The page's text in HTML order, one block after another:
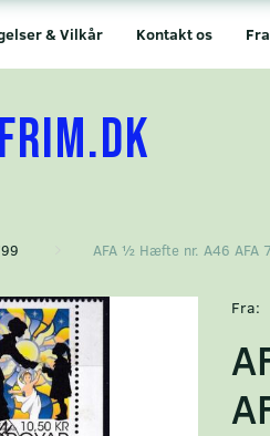
Kontakt os
& Vilkår
AFA ½ Hæfte nr. A46 AFA
Fra: